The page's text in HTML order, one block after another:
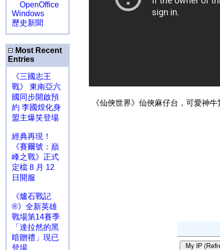
OpenOffice
Windows
歷史新聞
Most Recent
Entries
《三國志王
戰》 東南亞六
國同步開啟預
約 李國煌化身
盟主爆笑登場
經典再現！
《賽爾號：巔
峰之戰》正式
定檔 8 月 12
日開服
《爐石戰記
®》全新英雄
戰場第14賽季
「達拉然的黑
暗贈禮」現已
登場
《仙俠世界》仙俠麻仔台，可愛神